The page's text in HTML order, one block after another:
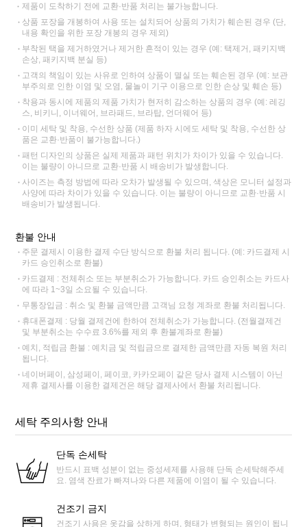
제품이 도착하기 전에 교환·반품 처리는 불가능합니다.
상품 포장을 개봉하여 사용 또는 설치되어 상품의 가치가 훼손된 경우 (단,
내용 확인을 위한 포장 개봉의 경우 제외)
부착된 택을 제거하였거나 제거한 흔적이 있는 경우 (예: 택제거, 패키지백
손상, 패키지백 분실 등)
고객의 책임이 있는 사유로 인하여 상품이 멸실 또는 훼손된 경우 (예: 보관
부주의로 인한 이염 및 오염, 물놀이 기구 이용으로 인한 손상 및 훼손 등)
착용과 동시에 제품의 제품 가치가 현저히 감소하는 상품의 경우 (예: 레깅
스, 비키니, 이너웨어, 브라패드, 브라탑, 언더웨어 등)
이미 세탁 및 착용, 수선한 상품 (제품 하자 시에도 세탁 및 착용, 수선한 상
품은 교환·반품이 불가능합니다.)
패턴 디자인의 상품은 실제 제품과 패턴 위치가 차이가 있을 수 있습니다.
이는 불량이 아니므로 교환·반품 시 배송비가 발생합니다.
사이즈는 측정 방법에 따라 오차가 발생될 수 있으며, 색상은 모니터 설정과
사양에 따라 차이가 있을 수 있습니다. 이는 불량이 아니므로 교환·반품 시
배송비가 발생됩니다.
환불 안내
주문 결제시 이용한 결제 수단 방식으로 환불 처리 됩니다. (예: 카드결제 시
카드 승인취소로 환불)
카드결제 : 전체취소 또는 부분취소가 가능합니다. 카드 승인취소는 카드사
에 따라 1~3일 소요될 수 있습니다.
무통장입금 : 취소 및 환불 금액만큼 고객님 요청 계좌로 환불 처리됩니다.
휴대폰결제 : 당월 결제건에 한하여 전체취소가 가능합니다. (전월결제건
및 부분취소는 수수료 3.6%를 제외 후 환불계좌로 환불)
예치, 적립금 환불 : 예치금 및 적립금으로 결제한 금액만큼 자동 복원 처리
됩니다.
네이버페이, 삼성페이, 페이코, 카카오페이 같은 당사 결제 시스템이 아닌
제휴 결제사를 이용한 결제건은 해당 결제사에서 환불 처리됩니다.
세탁 주의사항 안내
단독 손세탁
반드시 표백 성분이 없는 중성세제를 사용해 단독 손세탁해주세
요. 염색 잔료가 빠져나와 다른 제품에 이염이 될 수 있습니다.
건조기 금지
건조기 사용은 옷감을 상하게 하며, 형태가 변형되는 원인이 됩니